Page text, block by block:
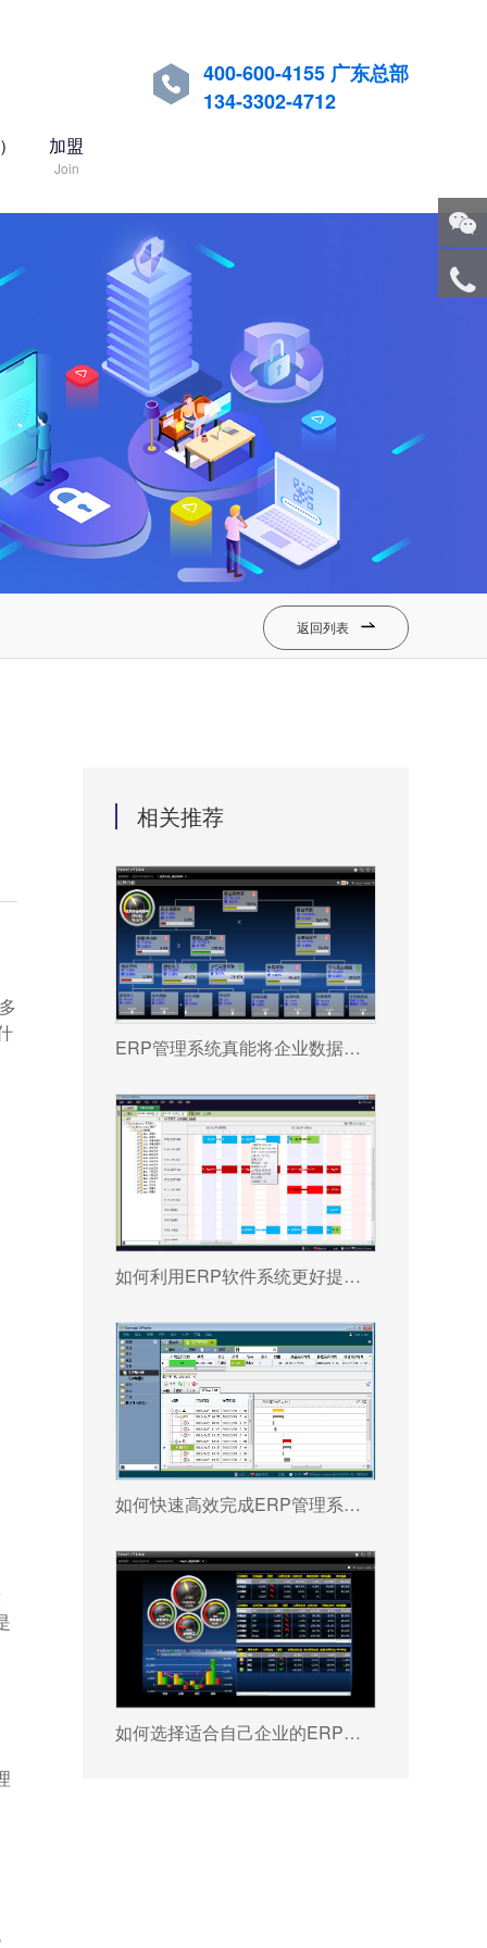

400-600-4155 广东总部
134-3302-4712
加盟
Join
返回列表 
相关推荐
ERP管理系统真能将企业数据转化为可执行决策吗?
如何利用ERP软件系统更好提升企业运营效率?
如何快速高效完成ERP管理系统配置?
如何选择适合自己企业的ERP软件?
微信